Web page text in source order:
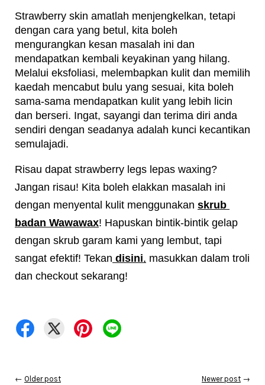
Strawberry skin amatlah menjengkelkan, tetapi
dengan cara yang betul, kita boleh
mengurangkan kesan masalah ini dan
mendapatkan kembali keyakinan yang hilang.
Melalui eksfoliasi, melembapkan kulit dan memilih
kaedah mencabut bulu yang sesuai, kita boleh
sama-sama mendapatkan kulit yang lebih licin
dan berseri. Ingat, sayangi dan terima diri anda
sendiri dengan seadanya adalah kunci kecantikan
semulajadi.
Risau dapat strawberry legs lepas waxing?
Jangan risau! Kita boleh elakkan masalah ini
dengan menyental kulit menggunakan skrub
badan Wawawax! Hapuskan bintik-bintik gelap
dengan skrub garam kami yang lembut, tapi
sangat efektif! Tekan disini, masukkan dalam troli
dan checkout sekarang!
← Older post Newer post →